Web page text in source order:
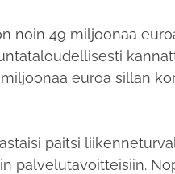
noin 49 miljoonaa
euroa sillan
paitsi
palvelutavoitteisiin.